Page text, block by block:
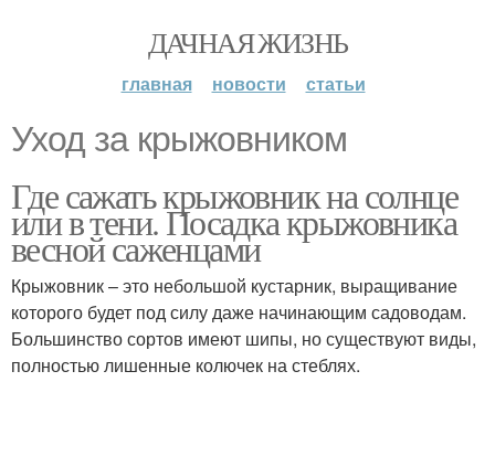
ДАЧНАЯ ЖИЗНЬ
главная новости статьи
Уход за крыжовником
Где сажать крыжовник на солнце
или в тени. Посадка крыжовника
весной саженцами
Крыжовник – это небольшой кустарник, выращивание
которого будет под силу даже начинающим садоводам.
Большинство сортов имеют шипы, но существуют виды,
полностью лишенные колючек на стеблях.